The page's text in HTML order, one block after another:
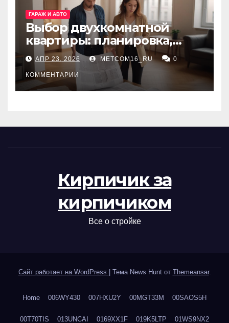
ГАРАЖ И АВТО
Выбор двухкомнатной
квартиры: планировка,
состояние жилья и
проверка документов
АПР 23, 2026 METCOM16_RU 0
КОММЕНТАРИИ
Кирпичик за
кирпичиком
Все о стройке
Сайт работает на WordPress Тема News Hunt от Themeansar.
Home 006WY430 007HXU2Y 00MGT33M 00SAOS5H
00T70TIS 013UNCAI 0169XX1F 019K5LTP 01WS9NX2